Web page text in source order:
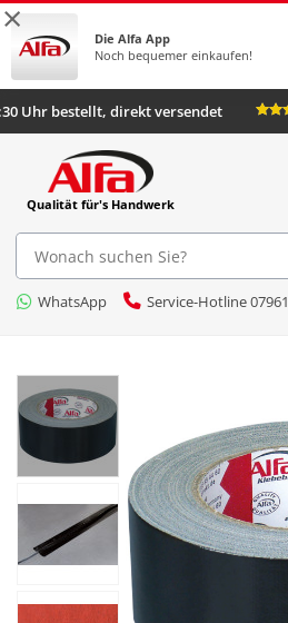
×
Die Alfa App
Noch bequemer einkaufen!
Uhr bestellt, direkt versendet
Qualität für's Handwerk
WhatsApp Service-Hotline